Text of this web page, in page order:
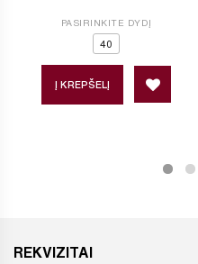
PASIRINKITE DYDĮ
40
Į KREPŠELĮ
REKVIZITAI